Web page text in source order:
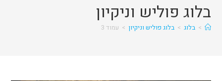
בלוג פוליש וניקיון
> בלוג > בלוג פוליש וניקיון > עמוד 3